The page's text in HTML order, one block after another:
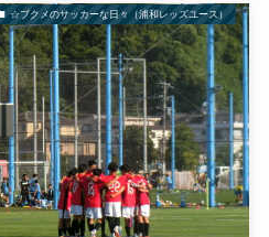
☆ブクメのサッカーな日々（浦和レッズユース）